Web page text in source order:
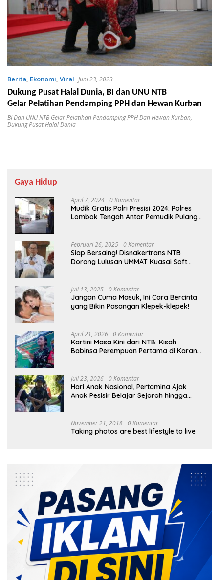
Berita, Ekonomi, Viral Juni 23, 2023
Dukung Pusat Halal Dunia, BI dan UNU NTB
Gelar Pelatihan Pendamping PPH dan Hewan Kurban
BI Dan UNU NTB Gelar Pelatihan Pendamping PPH Dan Hewan Kurban,
Dukung Pusat Halal Dunia
Gaya Hidup
April 7, 2024 0 Komentar
Mudik Gratis Polri Presisi 2024: Polres
Lombok Tengah Antar Pemudik Pulang
Februari 26, 2025 0 Komentar
Siap Bersaing! Disnakertrans NTB
Dorong Lulusan UMMAT Kuasai Soft
Juli 13, 2025 0 Komentar
Jangan Cuma Masuk, Ini Cara Bercinta
yang Bikin Pasangan Klepek-klepek!
April 21, 2026 0 Komentar
Kartini Masa Kini dari NTB: Kisah
Babinsa Perempuan Pertama di Karang
Juli 23, 2026 0 Komentar
Hari Anak Nasional, Pertamina Ajak
Anak Pesisir Belajar Sejarah hingga
November 21, 2018 0 Komentar
Taking photos are best lifestyle to live